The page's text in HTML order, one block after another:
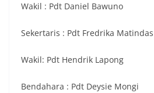
Wakil : Pdt Daniel Bawuno
Sekertaris : Pdt Fredrika Matindas
Wakil: Pdt Hendrik Lapong
Bendahara : Pdt Deysie Mongi